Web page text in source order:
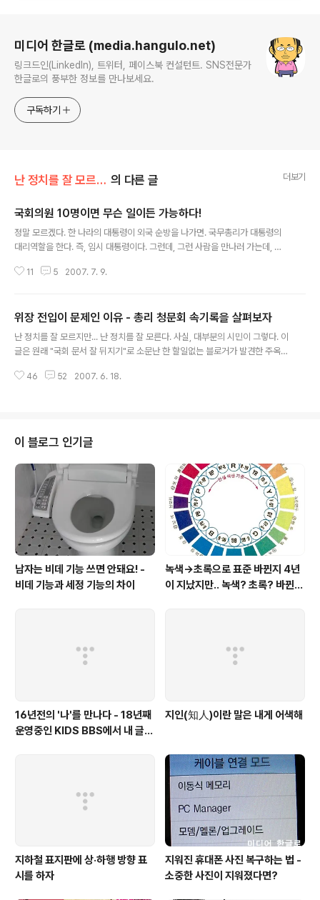
미디어 한글로 (media.hangulo.net)
링크드인(LinkedIn), 트위터, 페이스북 컨설턴트. SNS전문가
한글로의 풍부한 정보를 만나보세요.
구독하기
난 정치를 잘 모르지만 의 다른 글 더보기
국회의원 10명이면 무슨 일이든 가능하다!
정말 모르겠다. 한 나라의 대통령이 외국 순방을 나가면. 국무총리가 대통령의
대리역할을 한다. 즉, 임시 대통령이다. 그런데, 그런 사람을 만나러 가는데, 아
서 가면, 일정에 관계없이 무조건 문을 열어야 한다? 도대체 이 "당"이 집권하
시길! http://tvnews.media.daum.net/part/politicstv/200707/09/ytn
idol/v17374742.html 세상에서 가장 무서운 법! 아, 우리나라... 앞날이 어찌
될지...너무 기대된다! (참고기사..
11 5 2007. 7. 9.
위장 전입이 문제인 이유 - 총리 청문회 속기록을 살펴보자
난 정치를 잘 모르지만... 난 정치를 잘 모른다. 사실, 대부분의 시민이 그렇다. 이
글은 원래 "국회 문서 잘 뒤지기"로 소문난 한 할일없는 블로거가 발견한 주옥같
쉽게 검색할 수 있는 "세상에서 가장 정확한 공문서"인 국회 속기록(회의록)이
일보] 자, 이제 학습이 되었으면 옛날로 거슬러 올라가보자. (두번째 기사에서
참여정부로 포함되어 있는 장상총리의 경우에는 국민의 정부로 ..
46 52 2007. 6. 18.
이 블로그 인기글
남자는 비데 기능 쓰면 안돼요! -
비데 기능과 세정 기능의 차이
녹색→초록으로 표준 바뀐지 4년
이 지났지만.. 녹색? 초록? 바뀐
16년전의 '나'를 만나다 - 18년째
운영중인 KIDS BBS에서 내 글을
지인(知人)이란 말은 내게 어색해
지하철 표지판에 상·하행 방향 표
시를 하자
지워진 휴대폰 사진 복구하는 법 -
소중한 사진이 지워졌다면?